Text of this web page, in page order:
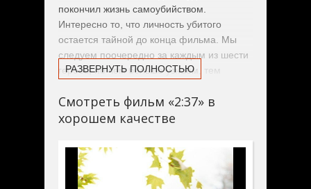
покончил жизнь самоубийством.
Интересно то, что личность убитого
остается тайной до конца фильма. Мы
следуем поочередно за каждым из шести
героев, но чем больше узнаем, тем
РАЗВЕРНУТЬ ПОЛНОСТЬЮ
Смотреть фильм «2:37» в
хорошем качестве